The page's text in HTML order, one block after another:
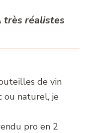
très réalistes
de vin
ou naturel, je
pro en 2